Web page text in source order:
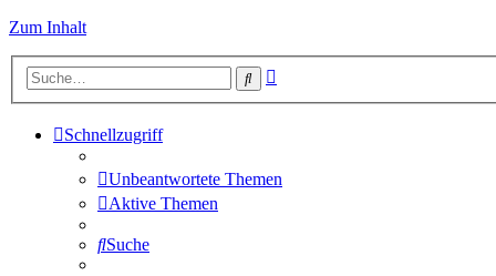
Zum Inhalt
Suche
Schnellzugriff
Unbeantwortete Themen
Aktive Themen
Suche